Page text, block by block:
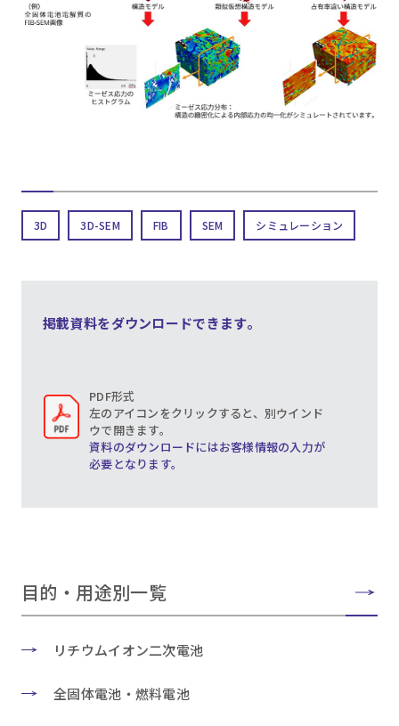
3D 3D-SEM FIB SEM シミュレーション
掲載資料をダウンロードできます。
PDF形式
左のアイコンをクリックすると、別ウインド
ウで開きます。
資料のダウンロードにはお客様情報の入力が
必要となります。
目的・用途別一覧
リチウムイオン二次電池
全固体電池・燃料電池